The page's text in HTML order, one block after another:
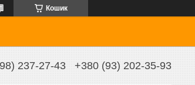
Кошик
237-27-43 +380 (93) 202-35-93